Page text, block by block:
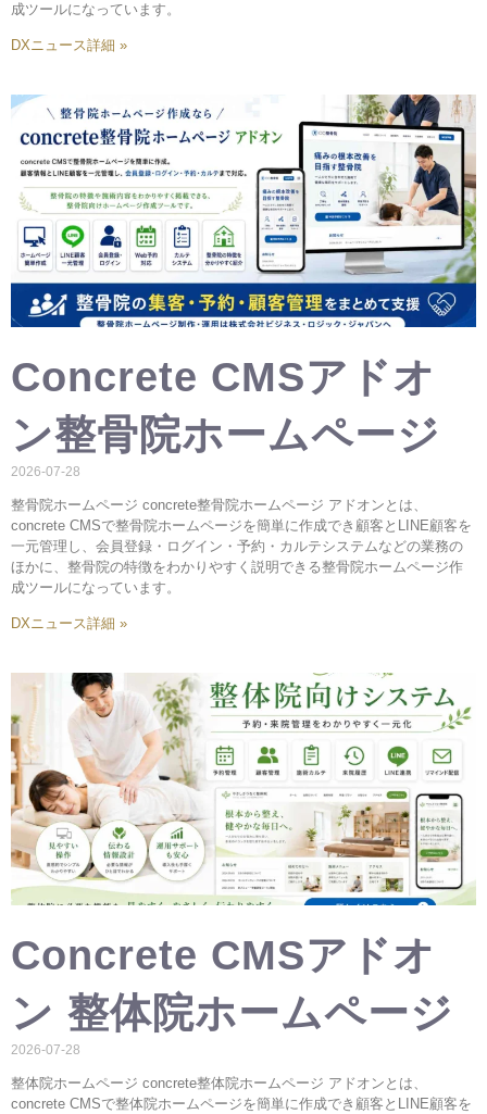
成ツールになっています。
DXニュース詳細 »
Concrete CMSアドオ
ン整骨院ホームページ
2026-07-28
整骨院ホームページ concrete整骨院ホームページ アドオンとは、
concrete CMSで整骨院ホームページを簡単に作成でき顧客とLINE顧客を
一元管理し、会員登録・ログイン・予約・カルテシステムなどの業務の
ほかに、整骨院の特徴をわかりやすく説明できる整骨院ホームページ作
成ツールになっています。
DXニュース詳細 »
Concrete CMSアドオ
ン 整体院ホームページ
2026-07-28
整体院ホームページ concrete整体院ホームページ アドオンとは、
concrete CMSで整体院ホームページを簡単に作成でき顧客とLINE顧客を